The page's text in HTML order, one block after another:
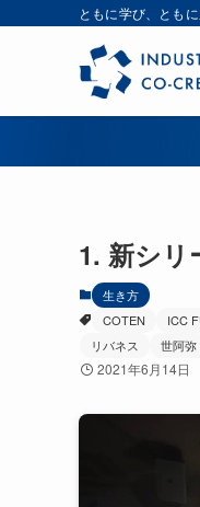
ともに学び、ともに
1. 新シ
生き方
COTEN
ICC
リバネス
世阿弥
2021年6月14日